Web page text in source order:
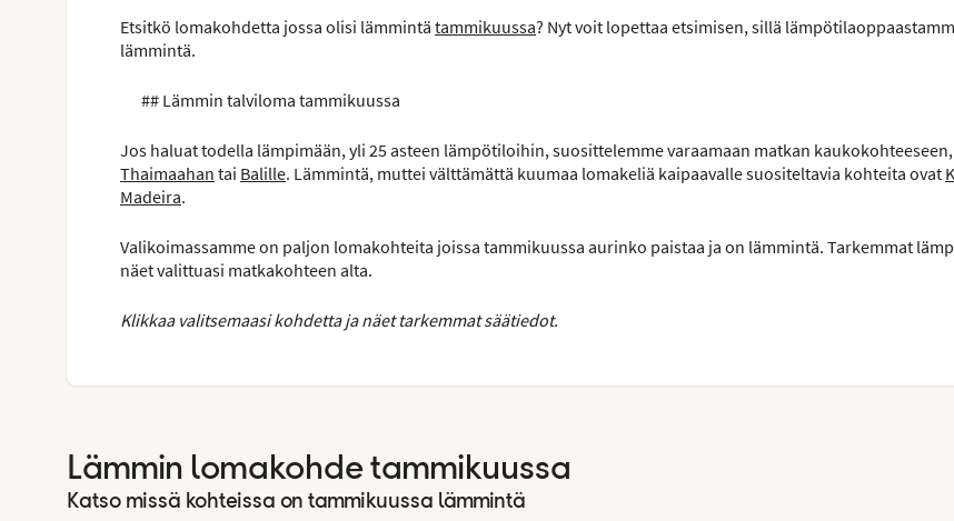
Etsitkö lomakohdetta jossa olisi lämmintä tammikuussa? Nyt voit lopettaa etsimisen, sillä
lämmintä.
## Lämmin talviloma tammikuussa
Jos haluat todella lämpimään, yli 25 asteen lämpötiloihin, suosittelemme varaamaan matkan
Thaimaahan tai Balille. Lämmintä, muttei välttämättä kuumaa lomakeliä kaipaavalle suositeltavia kohteita ovat
Madeira.
Valikoimassamme on paljon lomakohteita joissa tammikuussa aurinko paistaa ja on lämmintä. Tarkemmat
näet valittuasi matkakohteen alta.
Klikkaa valitsemaasi kohdetta ja näet tarkemmat säätiedot.
Lämmin lomakohde tammikuussa
Katso missä kohteissa on tammikuussa lämmintä